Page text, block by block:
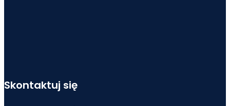
Skontaktuj się